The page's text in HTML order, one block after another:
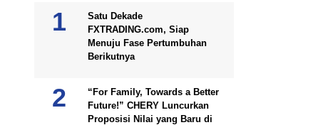
Satu Dekade
FXTRADING.com, Siap
Menuju Fase Pertumbuhan
Berikutnya
“For Family, Towards a Better
Future!” CHERY Luncurkan
Proposisi Nilai yang Baru di